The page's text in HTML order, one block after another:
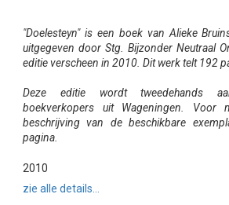
"Doelesteyn" is een boek van Alieke
uitgegeven door Stg. Bijzonder Neutraal
editie verscheen in 2010. Dit werk telt 192
Deze editie wordt tweedehands
boekverkopers uit Wageningen. Voor
beschrijving van de beschikbare
pagina.
2010
zie alle details...